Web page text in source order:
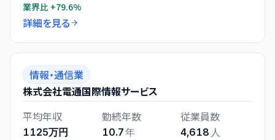
業界比 +79.6%
詳細を見る
情報・通信業
株式会社電通国際情報サービス
平均年収
1125万円
勤続年数
10.7年
従業員数
4,618 人